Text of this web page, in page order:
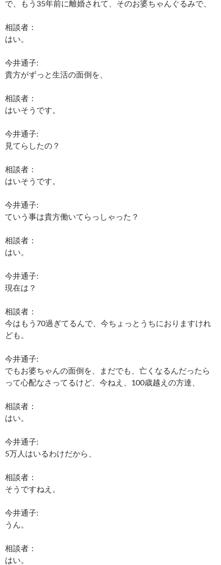
で、もう35年前に離婚されて、そのお婆ちゃんぐるみで、
相談者：
はい。
今井通子:
貴方がずっと生活の面倒を、
相談者：
はいそうです。
今井通子:
見てらしたの？
相談者：
はいそうです。
今井通子:
ていう事は貴方働いてらっしゃった？
相談者：
はい。
今井通子:
現在は？
相談者：
今はもう70過ぎてるんで、今ちょっとうちにおりますけれ
ども。
今井通子:
でもお婆ちゃんの面倒を、まだでも、亡くなるんだったら
って心配なさってるけど、今ねえ、100歳越えの方達、
相談者：
はい。
今井通子:
5万人はいるわけだから、
相談者：
そうですねえ。
今井通子:
うん。
相談者：
はい。